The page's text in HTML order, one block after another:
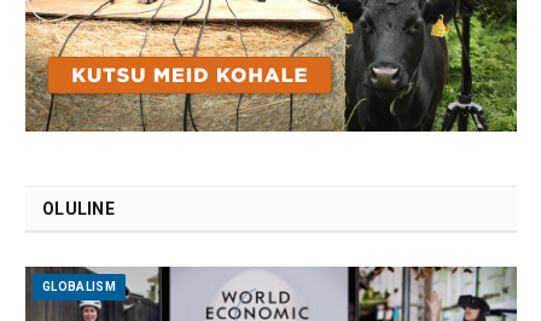
OLULINE
GLOBALISM